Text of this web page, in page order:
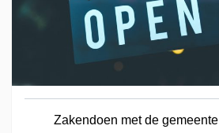
Zakendoen met de gemeente